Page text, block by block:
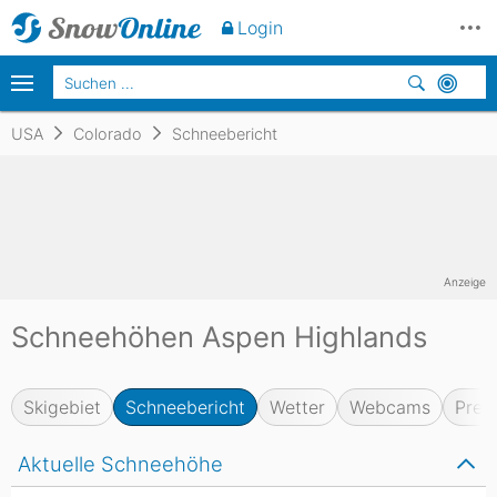
USA Colorado Schneebericht
Schneehöhen Aspen Highlands
Skigebiet Schneebericht Wetter Webcams
Aktuelle Schneehöhe
Anzeige
Login